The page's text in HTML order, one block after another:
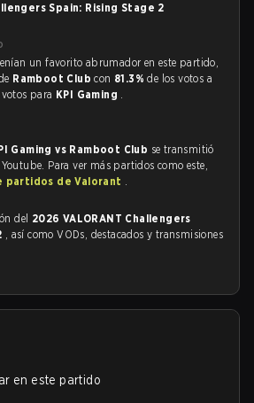
Spain: Rising Stage 2
un favorito abrumador en este partido,
Ramboot Clubcon 81.3%de los votos a
para KPI Gaming .
Gaming vs Ramboot Club se transmitió
Para ver más partidos como este,
partidos de Valorant .
del 2026 VALORANT Challengers
, así como VODs, destacados y transmisiones
en este partido